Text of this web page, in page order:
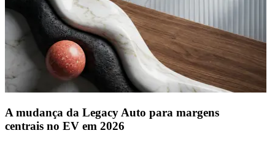
A mudança da Legacy Auto para margens
centrais no EV em 2026